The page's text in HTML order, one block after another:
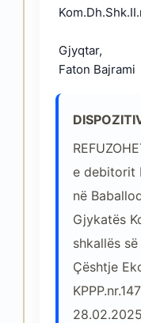
e debitorit
në
Gjykatës
shkallës
Çështje